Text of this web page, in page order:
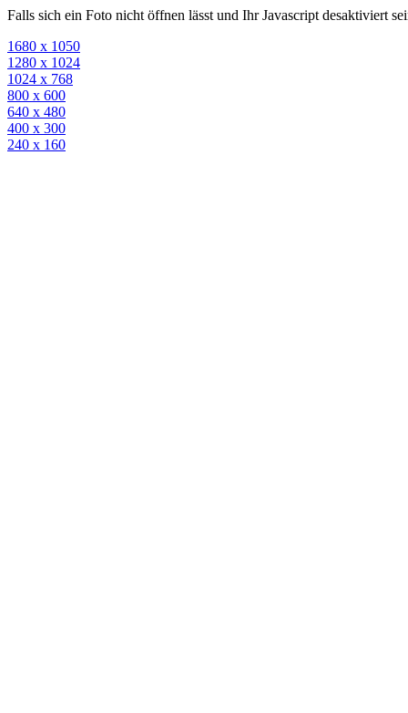
Falls sich ein Foto nicht öffnen lässt und Ihr Javascript desaktiviert
1680 x 1050
1280 x 1024
1024 x 768
800 x 600
640 x 480
400 x 300
240 x 160